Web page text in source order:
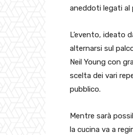
aneddoti legati al
L’evento, ideato
alternarsi sul
Neil Young con
scelta dei vari
pubblico.
Mentre sarà
la cucina va a